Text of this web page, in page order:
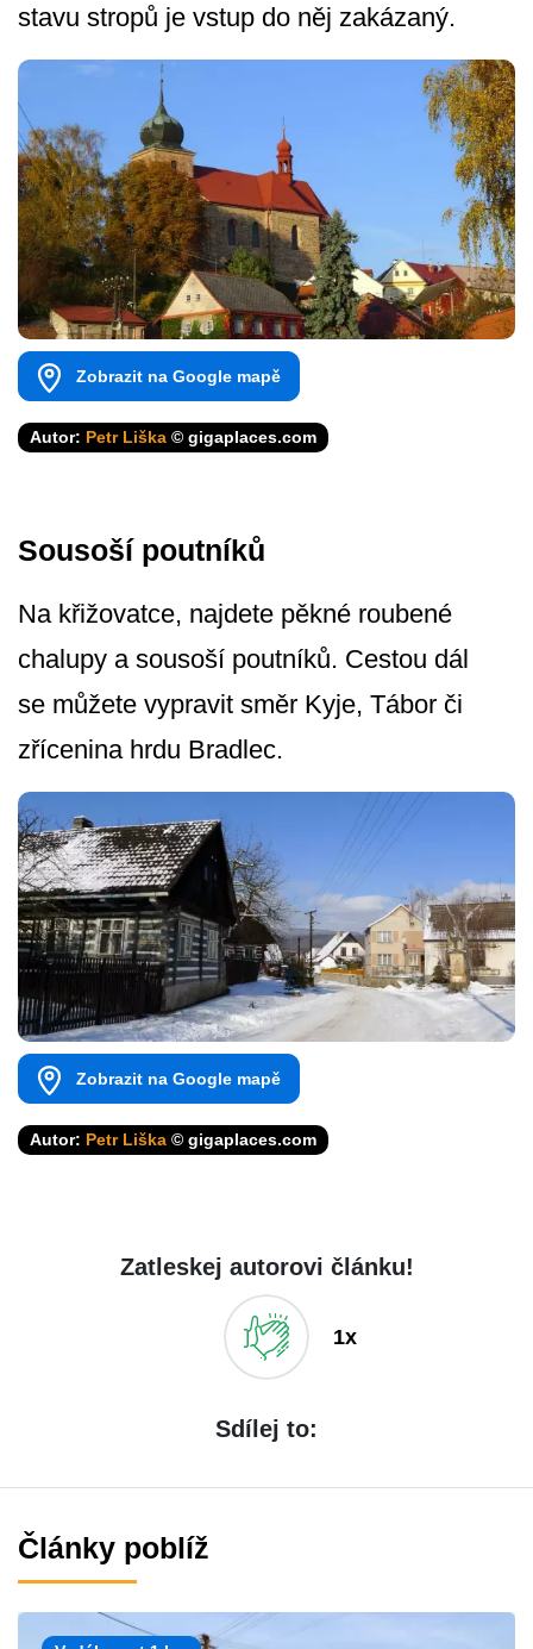
stavu stropů je vstup do něj zakázaný.
Zobrazit na Google mapě
Autor: Petr Liška © gigaplaces.com
Sousoší poutníků
Na křižovatce, najdete pěkné roubené
chalupy a sousoší poutníků. Cestou dál
se můžete vypravit směr Kyje, Tábor či
zřícenina hrdu Bradlec.
Zobrazit na Google mapě
Autor: Petr Liška © gigaplaces.com
Zatleskej autorovi článku!
1x
Sdílej to:
Články poblíž